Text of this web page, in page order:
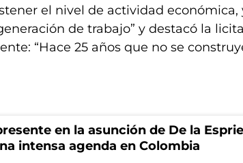
el nivel de actividad económica,
de trabajo” y destacó la
“Hace 25 años que no se
en la asunción de De la
intensa agenda en Colombia